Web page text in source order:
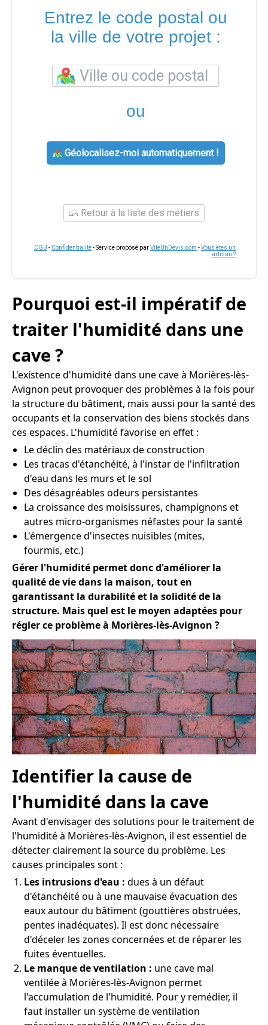
Entrez le code postal ou
la ville de votre projet :
ou
Géolocalisez-moi automatiquement !
Retour à la liste des métiers
CGU - Confidentialité- Service proposé parViteUnDevis.com -Vous êtes un
artisan ?
Pourquoi est-il impératif de
traiter l'humidité dans une
cave ?
L'existence d'humidité dans une cave à Morières-lès-
Avignon peut provoquer des problèmes à la fois pour
la structure du bâtiment, mais aussi pour la santé des
occupants et la conservation des biens stockés dans
ces espaces. L'humidité favorise en effet :
Le déclin des matériaux de construction
Les tracas d'étanchéité, à l'instar de l'infiltration
d'eau dans les murs et le sol
Des désagréables odeurs persistantes
La croissance des moisissures, champignons et
autres micro-organismes néfastes pour la santé
L'émergence d'insectes nuisibles (mites,
fourmis, etc.)
Gérer l'humidité permet donc d'améliorer la
qualité de vie dans la maison, tout en
garantissant la durabilité et la solidité de la
structure. Mais quel est le moyen adaptées pour
régler ce problème à Morières-lès-Avignon ?
Identifier la cause de
l'humidité dans la cave
Avant d'envisager des solutions pour le traitement de
l'humidité à Morières-lès-Avignon, il est essentiel de
détecter clairement la source du problème. Les
causes principales sont :
Les intrusions d'eau : dues à un défaut
d'étanchéité ou à une mauvaise évacuation des
eaux autour du bâtiment (gouttières obstruées,
pentes inadéquates). Il est donc nécessaire
d'déceler les zones concernées et de réparer les
fuites éventuelles.
Le manque de ventilation : une cave mal
ventilée à Morières-lès-Avignon permet
l'accumulation de l'humidité. Pour y remédier, il
faut installer un système de ventilation